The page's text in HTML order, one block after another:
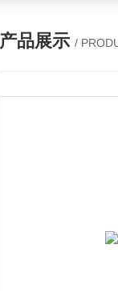
产品展示 /